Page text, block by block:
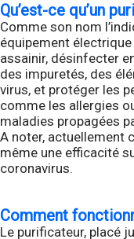
Qu’est-ce qu’un
Comme son nom
équipement
assainir, désinfecter
des impuretés, des
virus, et protéger les
comme les allergies
maladies propagées
A noter, actuellement
même une efficacité
coronavirus.
Comment
Le purificateur, placé